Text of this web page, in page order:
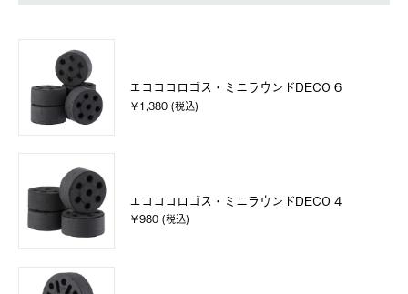
エコココロゴス・ミニラウンドDECO 6
￥1,380 (税込)
エコココロゴス・ミニラウンドDECO 4
￥980 (税込)